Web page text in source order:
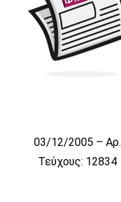
03/12/2005 – Αρ.
Τεύχους: 12834